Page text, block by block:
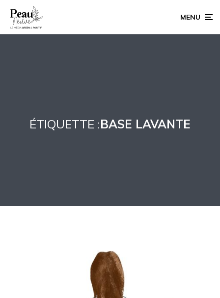
MENU
ÉTIQUETTE :BASE LAVANTE